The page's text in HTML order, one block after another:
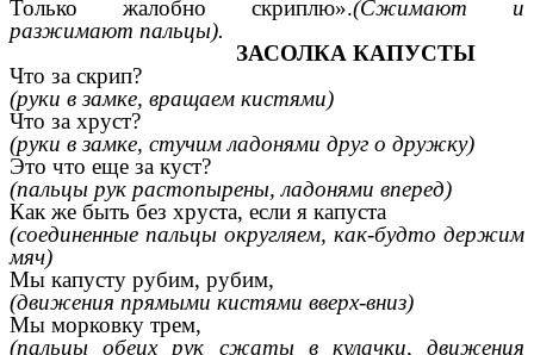
Только жалобно скриплю».(Сжимают и
разжимают пальцы).
ЗАСОЛКА КАПУСТЫ
Что за скрип?
(руки в замке, вращаем кистями)
Что за хруст?
(руки в замке, стучим ладонями друг о дружку)
Это что еще за куст?
(пальцы рук растопырены, ладонями вперед)
Как же быть без хруста, если я капуста
(соединенные пальцы округляем, как-будто держим
мяч)
Мы капусту рубим, рубим,
(движения прямыми кистями вверх-вниз)
Мы морковку трем,
(пальцы обеих рук сжаты в кулачки, движения